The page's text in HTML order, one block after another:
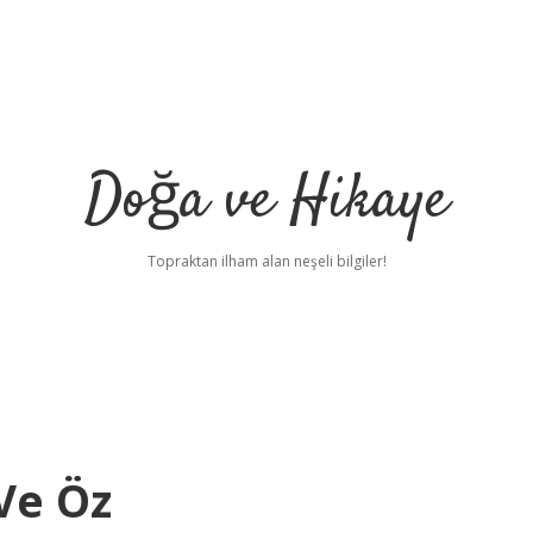
Doğa ve Hikaye
Topraktan ilham alan neşeli bilgiler!
Öz